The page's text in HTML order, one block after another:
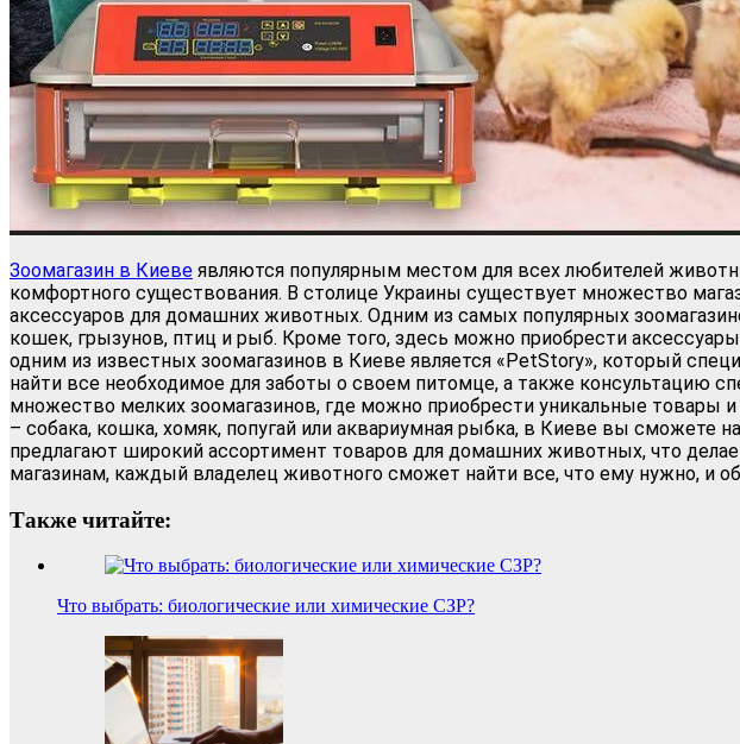
Зоомагазин в Киеве являются популярным местом для всех любителей
комфортного существования. В столице Украины существует множество
аксессуаров для домашних животных. Одним из самых популярных
кошек, грызунов, птиц и рыб. Кроме того, здесь можно приобрести
одним из известных зоомагазинов в Киеве является «PetStory», который
найти все необходимое для заботы о своем питомце, а также консультацию
множество мелких зоомагазинов, где можно приобрести уникальные товары
– собака, кошка, хомяк, попугай или аквариумная рыбка, в Киеве вы сможете
предлагают широкий ассортимент товаров для домашних животных, что
магазинам, каждый владелец животного сможет найти все, что ему нужно, и
Также читайте:
Что выбрать: биологические или химические СЗР?